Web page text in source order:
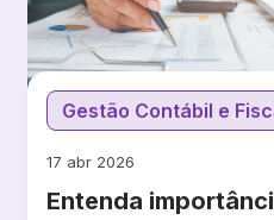
Gestão Contábil e
17 abr 2026
Entenda